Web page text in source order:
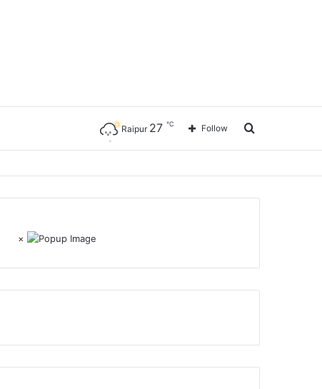
Follow
Raipur 27 ℃
×